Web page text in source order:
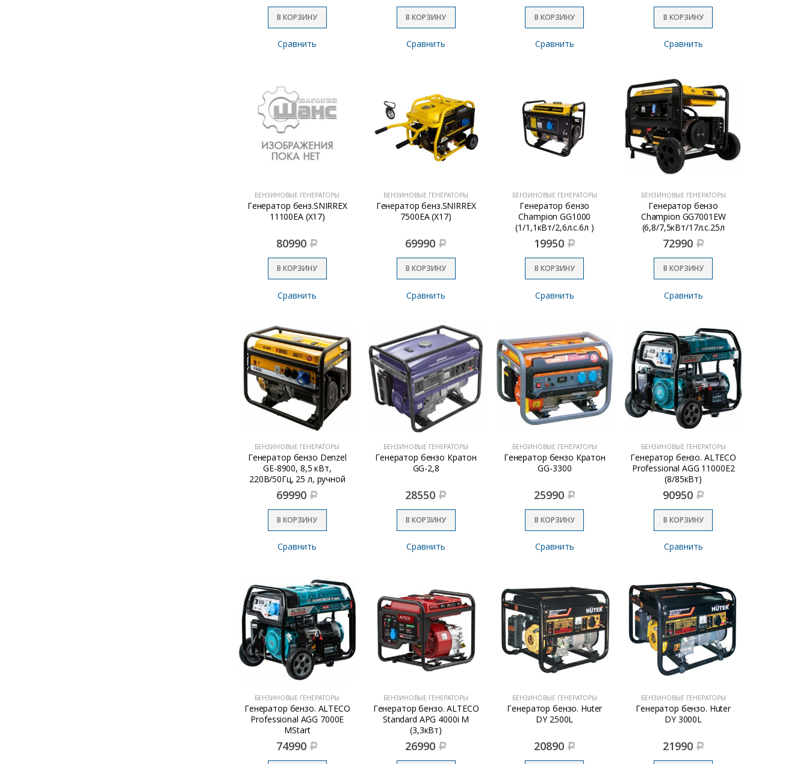
В КОРЗИНУ
Сравнить
В КОРЗИНУ
Сравнить
В КОРЗИНУ
Сравнить
В КОРЗИНУ
Сравнить
БЕНЗИНОВЫЕ ГЕНЕРАТОРЫ
Генератор бенз.SNIRREX
11100EА (X17)
80990 Р
В КОРЗИНУ
Сравнить
БЕНЗИНОВЫЕ ГЕНЕРАТОРЫ
Генератор бенз.SNIRREX
7500EА (X17)
69990 Р
В КОРЗИНУ
Сравнить
БЕНЗИНОВЫЕ ГЕНЕРАТОРЫ
Генератор бензо
Champion GG1000
(1/1,1кВт/2,6л.с.6л )
19950 Р
В КОРЗИНУ
Сравнить
БЕНЗИНОВЫЕ ГЕНЕРАТОРЫ
Генератор бензо
Champion GG7001EW
(6,8/7,5кВт/17л.с.25л
колеса эл.стартер
72990 Р
В КОРЗИНУ
Сравнить
БЕНЗИНОВЫЕ ГЕНЕРАТОРЫ
Генератор бензо Denzel
GE-8900, 8,5 кВт,
220В/50Гц, 25 л, ручной
старт
69990 Р
В КОРЗИНУ
Сравнить
БЕНЗИНОВЫЕ ГЕНЕРАТОРЫ
Генератор бензо Кратон
GG-2,8
28550 Р
В КОРЗИНУ
Сравнить
БЕНЗИНОВЫЕ ГЕНЕРАТОРЫ
Генератор бензо Кратон
GG-3300
25990 Р
В КОРЗИНУ
Сравнить
БЕНЗИНОВЫЕ ГЕНЕРАТОРЫ
Генератор бензо. ALTECO
Professional AGG 11000Е2
(8/85кВт)
90950 Р
В КОРЗИНУ
Сравнить
БЕНЗИНОВЫЕ ГЕНЕРАТОРЫ
Генератор бензо. ALTECO
Professional AGG 7000E
MStart
74990 Р
БЕНЗИНОВЫЕ ГЕНЕРАТОРЫ
Генератор бензо. ALTECO
Standard APG 4000i M
(3,3кВт)
26990 Р
БЕНЗИНОВЫЕ ГЕНЕРАТОРЫ
Генератор бензо. Huter
DY 2500L
20890 Р
БЕНЗИНОВЫЕ ГЕНЕРАТОРЫ
Генератор бензо. Huter
DY 3000L
21990 Р